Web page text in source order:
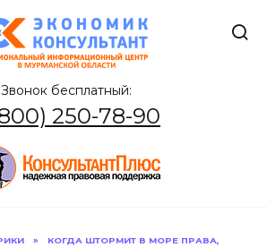
Звонок бесплатный:
250-78-90
»
КОГДА ШТОРМИТ В МОРЕ ПРАВА,